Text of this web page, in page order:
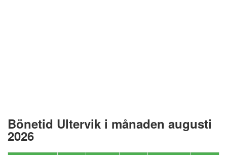
Bönetid Ultervik i månaden augusti
2026